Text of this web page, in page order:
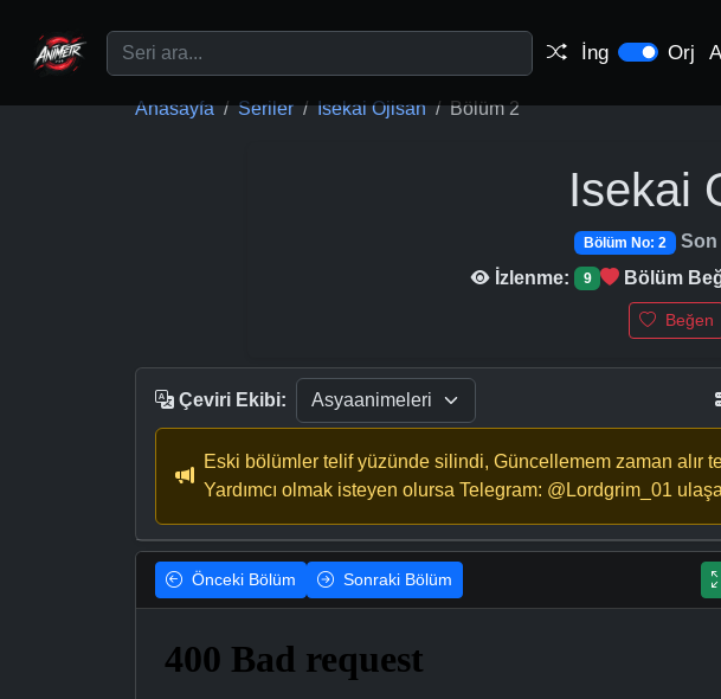
İng Orj
Anasayfa Seriler Isekai Ojisan Bölüm 2
Isekai
Bölüm No: 2 Son
İzlenme:
9 Bölüm
Beğen
Çeviri Ekibi:
Eski bölümler telif yüzünde silindi, Güncellemem zaman alır
Yardımcı olmak isteyen olursa Telegram: @Lordgrim_01
Önceki Bölüm Sonraki Bölüm